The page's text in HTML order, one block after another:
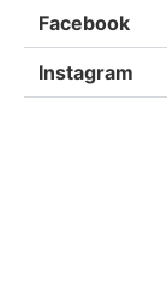
Facebook
Instagram